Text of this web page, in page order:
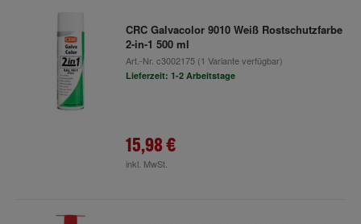
CRC Galvacolor 9010 Weiß Rostschutzfarbe
2-in-1 500 ml
Art.-Nr. c3002175(1 Variante verfügbar)
Lieferzeit: 1-2 Arbeitstage
15,98 €
inkl. MwSt.